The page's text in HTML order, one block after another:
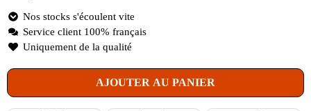
Nos stocks s'écoulent vite
Service client 100% français
Uniquement de la qualité
AJOUTER AU PANIER